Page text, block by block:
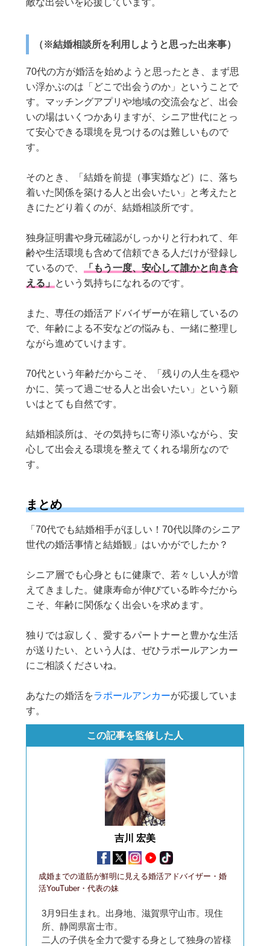
敵な出会いを応援しています。
（※結婚相談所を利用しようと思った出来事）
70代の方が婚活を始めようと思ったとき、まず思
い浮かぶのは「どこで出会うのか」ということで
す。マッチングアプリや地域の交流会など、出会
いの場はいくつかありますが、シニア世代にとっ
て安心できる環境を見つけるのは難しいもので
す。
そのとき、「結婚を前提（事実婚など）に、落ち
着いた関係を築ける人と出会いたい」と考えたと
きにたどり着くのが、結婚相談所です。
独身証明書や身元確認がしっかりと行われて、年
齢や生活環境も含めて信頼できる人だけが登録し
ているので、
「もう一度、安心して誰かと向き合
える」
という気持ちになれるのです。
また、専任の婚活アドバイザーが在籍しているの
で、年齢による不安などの悩みも、一緒に整理し
ながら進めていけます。
70代という年齢だからこそ、「残りの人生を穏や
かに、笑って過ごせる人と出会いたい」という願
いはとても自然です。
結婚相談所は、その気持ちに寄り添いながら、安
心して出会える環境を整えてくれる場所なので
す。
まとめ
「70代でも結婚相手がほしい！70代以降のシニア
世代の婚活事情と結婚観」はいかがでしたか？
シニア層でも心身ともに健康で、若々しい人が増
えてきました。健康寿命が伸びている昨今だから
こそ、年齢に関係なく出会いを求めます。
独りでは寂しく、愛するパートナーと豊かな生活
が送りたい、という人は、ぜひラポールアンカー
にご相談くださいね。
あなたの婚活をラポールアンカーが応援していま
す。
この記事を監修した人
吉川 宏美
成婚までの道筋が鮮明に見える婚活アドバイザー・婚
活YouTuber・代表の妹
3月9日生まれ。出身地、滋賀県守山市。現住
所、静岡県富士市。
二人の子供を全力で愛する身として独身の皆様